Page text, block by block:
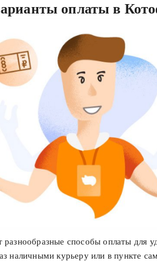
оплаты в
разнообразные способы оплаты для
наличными курьеру или в пункте